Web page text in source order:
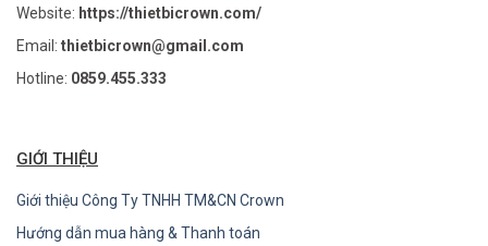
Website: https://thietbicrown.com/
Email: thietbicrown@gmail.com
Hotline: 0859.455.333
GIỚI THIỆU
Giới thiệu Công Ty TNHH TM&CN Crown
Hướng dẫn mua hàng & Thanh toán